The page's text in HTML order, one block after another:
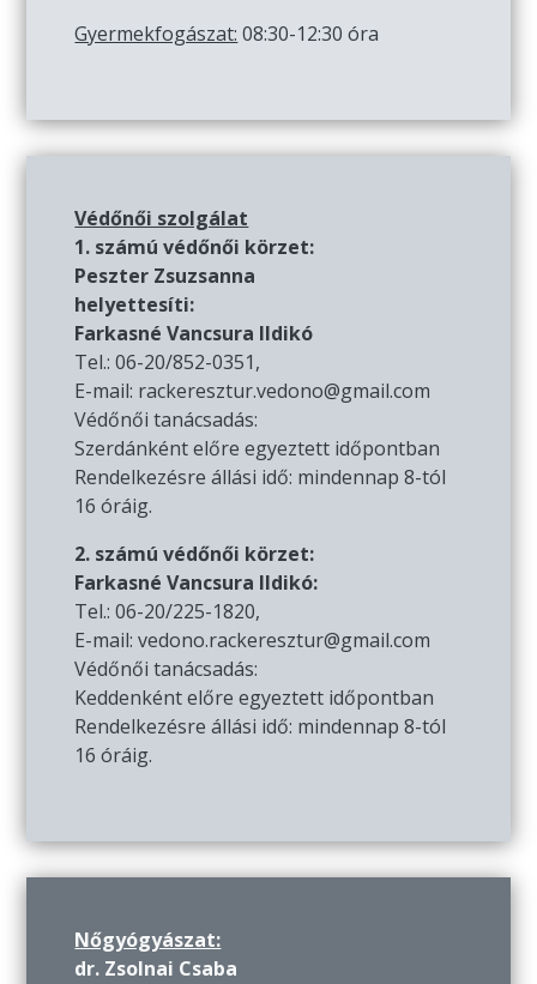
Gyermekfogászat: 08:30-12:30 óra
Védőnői szolgálat
1. számú védőnői körzet:
Peszter Zsuzsanna
helyettesíti:
Farkasné Vancsura Ildikó
Tel.: 06-20/852-0351,
E-mail: rackeresztur.vedono@gmail.com
Védőnői tanácsadás:
Szerdánként előre egyeztett időpontban
Rendelkezésre állási idő: mindennap 8-tól
16 óráig.
2. számú védőnői körzet:
Farkasné Vancsura Ildikó:
Tel.: 06-20/225-1820,
E-mail: vedono.rackeresztur@gmail.com
Védőnői tanácsadás:
Keddenként előre egyeztett időpontban
Rendelkezésre állási idő: mindennap 8-tól
16 óráig.
Nőgyógyászat:
dr. Zsolnai Csaba